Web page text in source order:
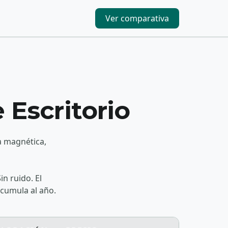
Ver comparativa
Escritorio
magnética,
ruido. El
al año.